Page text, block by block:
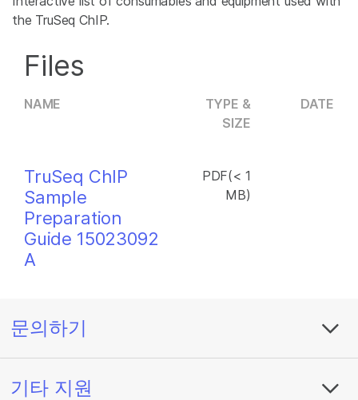
추천 링크
the TruSeq ChIP.
Files
NAME
TYPE &
SIZE
DATE
TruSeq ChIP
Sample
Preparation
Guide 15023092
A
PDF(< 1
MB)
문의하기
기타 지원